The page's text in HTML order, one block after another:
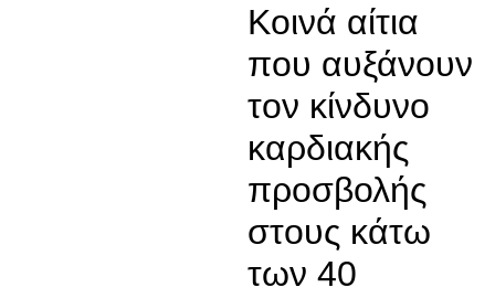
Κοινά αίτια
που αυξάνουν
τον κίνδυνο
καρδιακής
προσβολής
στους κάτω
των 40